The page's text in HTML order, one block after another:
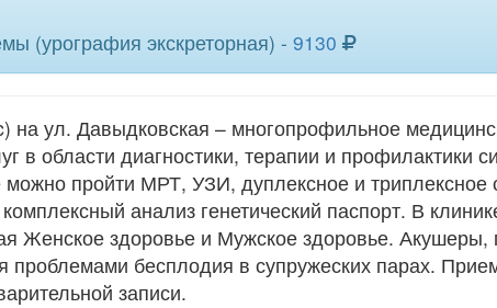
(урография экскреторная) - 9130
на ул. Давыдковская – многопрофильное
в области диагностики, терапии и профилактики
можно пройти МРТ, УЗИ, дуплексное и триплексное
анализ генетический паспорт. В
Женское здоровье и Мужское здоровье. Акушеры,
проблемами бесплодия в супружеских парах.
записи.